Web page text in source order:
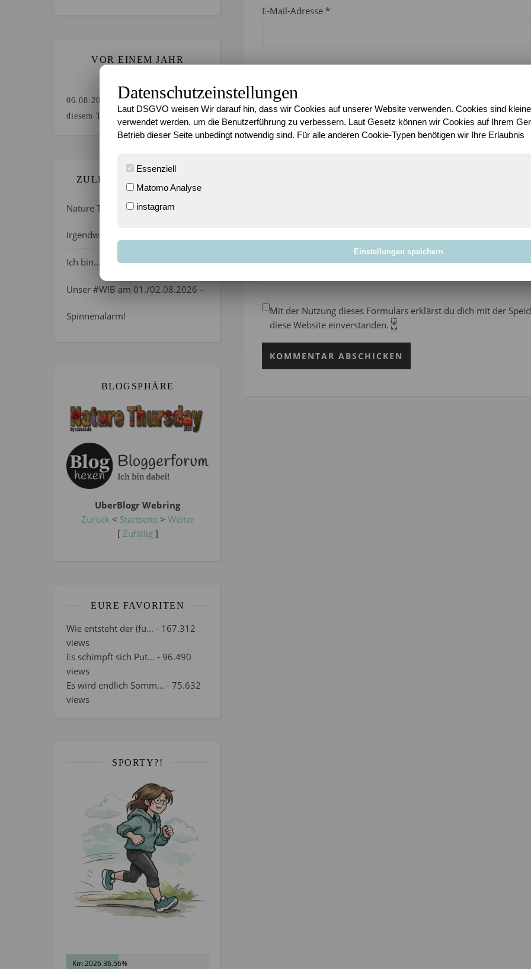
VOR EINEM JAHR
06.08.2025
Keine Beiträge an
diesem Tag.
ZULETZT GEBLOGGT…
Nature Thursday 21/2026 –
Irgendwie wie April, oder?
Ich bin…
Unser #WIB am 01./02.08.2026 –
Spinnenalarm!
BLOGSPHÄRE
UberBlogr Webring
Zurück < Startseite> Weiter
[ Zufällig]
EURE FAVORITEN
Wie entsteht der (fü... - 167.312
views
Es schimpft sich Put... - 96.490
views
Es wird endlich Somm... - 75.632
views
SPORTY?!
Km 2026 36.56%
E-Mail-Adresse *
Kommentar
Mit der Nutzung dieses Formulars erklärst du dich mit der
diese Website einverstanden. *
Datenschutzeinstellungen
Laut DSGVO weisen Wir darauf hin, dass wir Cookies auf unserer Website verwenden. Cookies sind
verwendet werden, um die Benutzerführung zu verbessern. Laut Gesetz können wir Cookies auf Ihrem
Betrieb dieser Seite unbedingt notwendig sind. Für alle anderen Cookie-Typen benötigen wir Ihre Erlaubnis
Essenziell
Matomo Analyse
instagram
Einstellungen speichern